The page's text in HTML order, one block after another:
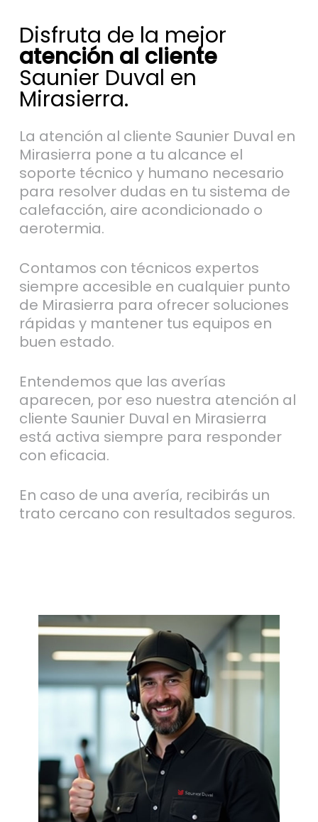
Disfruta de la mejor
atención al cliente
Saunier Duval en
Mirasierra.
La atención al cliente Saunier Duval en
Mirasierra pone a tu alcance el
soporte técnico y humano necesario
para resolver dudas en tu sistema de
calefacción, aire acondicionado o
aerotermia.
Contamos con técnicos expertos
siempre accesible en cualquier punto
de Mirasierra para ofrecer soluciones
rápidas y mantener tus equipos en
buen estado.
Entendemos que las averías
aparecen, por eso nuestra atención al
cliente Saunier Duval en Mirasierra
está activa siempre para responder
con eficacia.
En caso de una avería, recibirás un
trato cercano con resultados seguros.